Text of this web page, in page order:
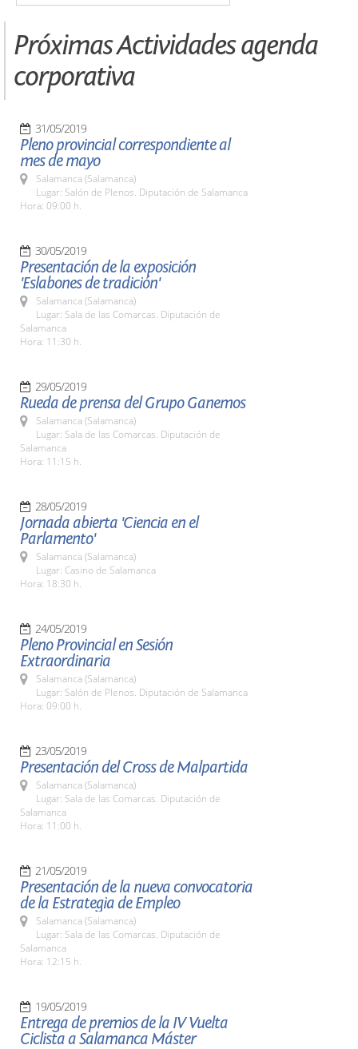
Próximas Actividades agenda
corporativa
31/05/2019
Pleno provincial correspondiente al
mes de mayo
Salamanca (Salamanca)
Lugar: Salón de Plenos. Diputación de Salamanca
Hora: 09:00 h.
30/05/2019
Presentación de la exposición
'Eslabones de tradición'
Salamanca (Salamanca)
Lugar: Sala de las Comarcas. Diputación de
Salamanca
Hora: 11:30 h.
29/05/2019
Rueda de prensa del Grupo Ganemos
Salamanca (Salamanca)
Lugar: Sala de las Comarcas. Diputación de
Salamanca
Hora: 11:15 h.
28/05/2019
Jornada abierta 'Ciencia en el
Parlamento'
Salamanca (Salamanca)
Lugar: Casino de Salamanca
Hora: 18:30 h.
24/05/2019
Pleno Provincial en Sesión
Extraordinaria
Salamanca (Salamanca)
Lugar: Salón de Plenos. Diputación de Salamanca
Hora: 09:00 h.
23/05/2019
Presentación del Cross de Malpartida
Salamanca (Salamanca)
Lugar: Sala de las Comarcas. Diputación de
Salamanca
Hora: 11:00 h.
21/05/2019
Presentación de la nueva convocatoria
de la Estrategia de Empleo
Salamanca (Salamanca)
Lugar: Sala de las Comarcas. Diputación de
Salamanca
Hora: 12:15 h.
19/05/2019
Entrega de premios de la IV Vuelta
Ciclista a Salamanca Máster